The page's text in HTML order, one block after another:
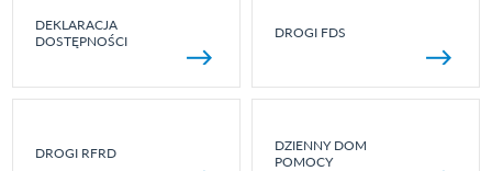
DEKLARACJA
DOSTĘPNOŚCI
DROGI FDS
DROGI RFRD
DZIENNY DOM
POMOCY